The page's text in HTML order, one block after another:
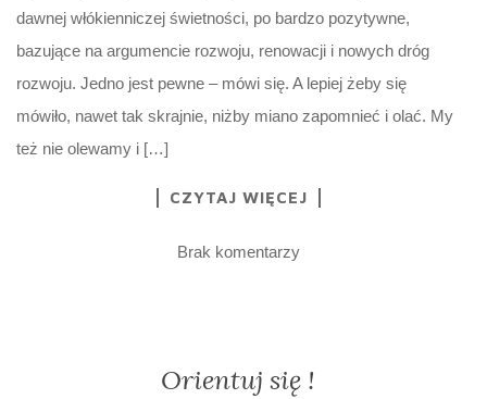
dawnej włókienniczej świetności, po bardzo pozytywne,
bazujące na argumencie rozwoju, renowacji i nowych dróg
rozwoju. Jedno jest pewne – mówi się. A lepiej żeby się
mówiło, nawet tak skrajnie, niżby miano zapomnieć i olać. My
też nie olewamy i […]
CZYTAJ WIĘCEJ
Brak komentarzy
Orientuj się !